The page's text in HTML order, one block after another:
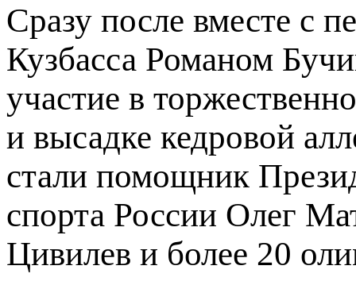
Сразу после вместе с
Кузбасса Романом
участие в
и высадке кедровой
стали помощник
спорта России Олег
Цивилев и более 20